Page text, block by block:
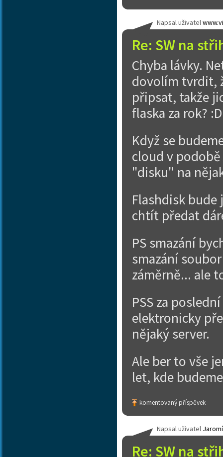
Re: SW na
Napsal uživatel
Chyba lávky.
dovolím tvrdit,
připsat, takže
flaska za rok? :D
Když se
cloud v
"disku" na
Flashdisk bude
chtít předat
PS smazání
smazání
záměrně... ale
PSS za
elektronicky
nějaký server.
Ale ber to vše
let, kde
komentovaný příspěvek
Re: SW na
Napsal uživatel